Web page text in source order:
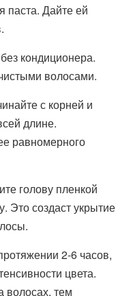
паста. Дайте ей
кондиционера.
волосами.
с корней и
длине.
равномерного
голову пленкой
Это создаст укрытие
2-6 часов,
цвета.
тем